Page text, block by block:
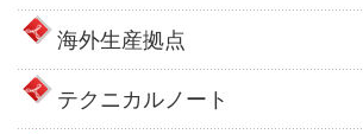
海外生産拠点
テクニカルノート